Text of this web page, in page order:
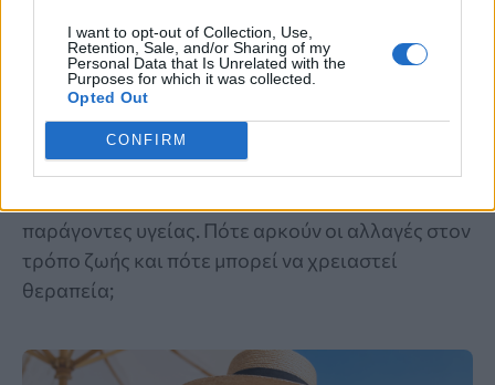
I want to opt-out of Collection, Use,
Retention, Sale, and/or Sharing of my
Personal Data that Is Unrelated with the
Purposes for which it was collected.
Opted Out
CONFIRM
Αυξημένη χοληστερίνη: Πότε δεν είναι
αναγκαία τα φάρμακα; Τι έδειξε μελέτη
Η αυξημένη χοληστερίνη δεν σημαίνει πάντα ότι
χρειάζεται φαρμακευτική αγωγή, καθώς η
απόφαση βασίζεται στον συνολικό
παράγοντες υγείας. Πότε αρκούν οι αλλαγές στον
τρόπο ζωής και πότε μπορεί να χρειαστεί
θεραπεία;